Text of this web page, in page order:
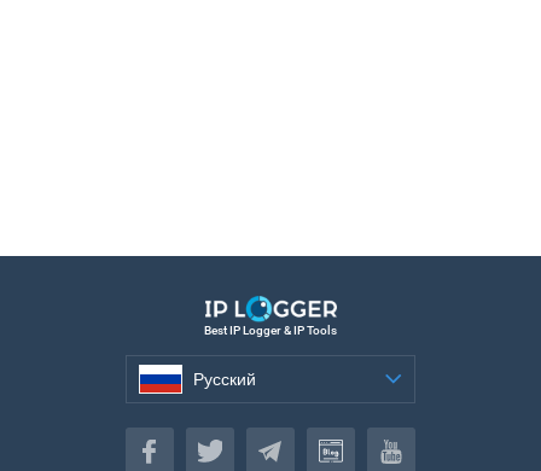
Best IP Logger & IP Tools
Русский
Русский